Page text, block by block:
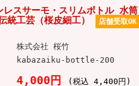
スサーモ・スリムボトル 水筒
工芸（桜皮細工）
店舗受取OK
株式会社 桜竹
kabazaiku-bottle-200
4,000円 (税込 4,400円)